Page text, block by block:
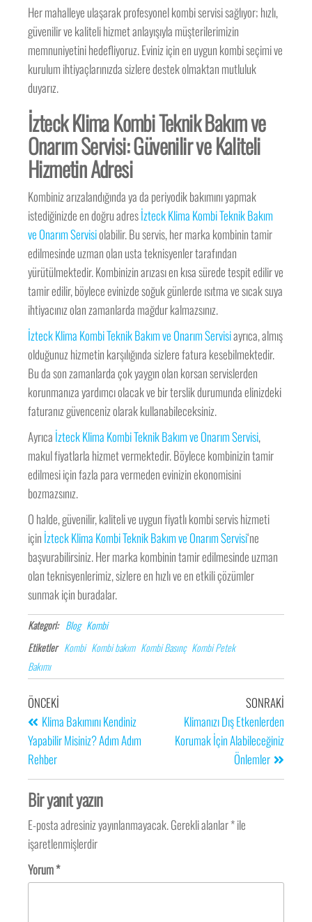
Her mahalleye ulaşarak profesyonel kombi servisi sağlıyor; hızlı,
güvenilir ve kaliteli hizmet anlayışıyla müşterilerimizin
memnuniyetini hedefliyoruz. Eviniz için en uygun kombi seçimi ve
kurulum ihtiyaçlarınızda sizlere destek olmaktan mutluluk
duyarız.
İzteck Klima Kombi Teknik Bakım ve
Onarım Servisi: Güvenilir ve Kaliteli
Hizmetin Adresi
Kombiniz arızalandığında ya da periyodik bakımını yapmak
istediğinizde en doğru adresİzteck Klima Kombi Teknik Bakım
ve Onarım Servisiolabilir. Bu servis, her marka kombinin tamir
edilmesinde uzman olan usta teknisyenler tarafından
yürütülmektedir. Kombinizin arızası en kısa sürede tespit edilir ve
tamir edilir, böylece evinizde soğuk günlerde ısıtma ve sıcak suya
ihtiyacınız olan zamanlarda mağdur kalmazsınız.
İzteck Klima Kombi Teknik Bakım ve Onarım Servisiayrıca, almış
olduğunuz hizmetin karşılığında sizlere fatura kesebilmektedir.
Bu da son zamanlarda çok yaygın olan korsan servislerden
korunmanıza yardımcı olacak ve bir terslik durumunda elinizdeki
faturanız güvenceniz olarak kullanabileceksiniz.
Ayrıca İzteck Klima Kombi Teknik Bakım ve Onarım Servisi,
makul fiyatlarla hizmet vermektedir. Böylece kombinizin tamir
edilmesi için fazla para vermeden evinizin ekonomisini
bozmazsınız.
O halde, güvenilir, kaliteli ve uygun fiyatlı kombi servis hizmeti
için İzteck Klima Kombi Teknik Bakım ve Onarım Servisi‘ne
başvurabilirsiniz. Her marka kombinin tamir edilmesinde uzman
olan teknisyenlerimiz, sizlere en hızlı ve en etkili çözümler
sunmak için buradalar.
Kategori: Blog Kombi
Etiketler Kombi Kombi bakım Kombi Basınç Kombi Petek
Bakımı
ÖNCEKI
Klima Bakımını Kendiniz
Yapabilir Misiniz? Adım Adım
Rehber
SONRAKI
Klimanızı Dış Etkenlerden
Korumak İçin Alabileceğiniz
Önlemler
Bir yanıt yazın
E-posta adresiniz yayınlanmayacak.Gerekli alanlar*ile
işaretlenmişlerdir
Yorum*